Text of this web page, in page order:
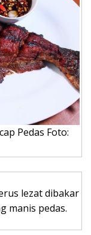
Pedas Foto:
lezat dibakar
manis pedas.